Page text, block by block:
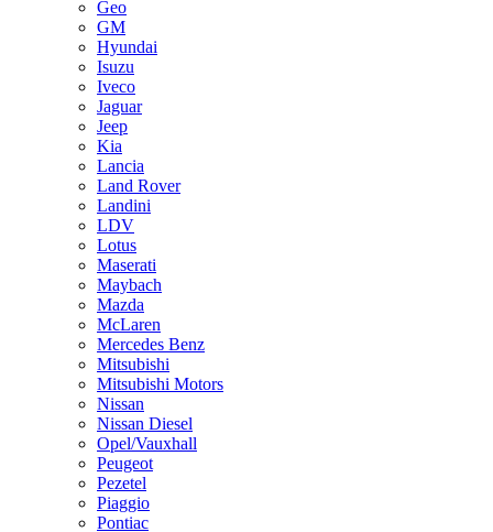
Geo
GM
Hyundai
Isuzu
Iveco
Jaguar
Jeep
Kia
Lancia
Land Rover
Landini
LDV
Lotus
Maserati
Maybach
Mazda
McLaren
Mercedes Benz
Mitsubishi
Mitsubishi Motors
Nissan
Nissan Diesel
Opel/Vauxhall
Peugeot
Pezetel
Piaggio
Pontiac